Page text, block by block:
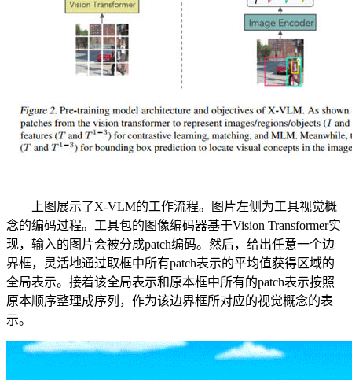
上图展示了X-VLM的工作流程。图片左侧为工具视觉概
念的编码过程。工具包的图像编码器基于Vision Transformer实
现，输入的图片会被分成patch编码。然后，给出任意一个边
界框，灵活地通过取框中所有patch表示的平均值获得区域的
全局表示。接着该全局表示和原本框中所有的patch表示按照
原本顺序整理成序列，作为该边界框所对应的视觉概念的表
示。